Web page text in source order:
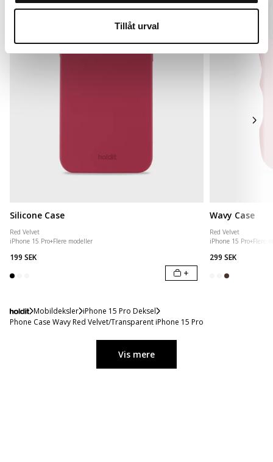
Tillåt urval
Silicone Case
Red Velvet
iPhone 15 Pro+Flere modeller
199 SEK
+
Wavy Case
Red Velvet
iPhone 15 Pro+Flere
299 SEK
Mobildeksler iPhone 15 Pro Deksel
Phone Case Wavy Red Velvet/Transparent iPhone 15 Pro
Vis mere